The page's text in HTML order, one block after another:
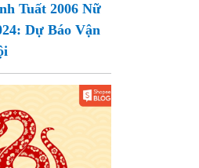
Tuất 2006 Nữ
Dự Báo Vận